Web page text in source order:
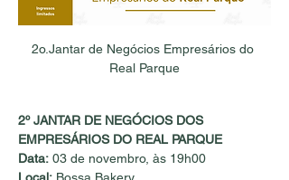
2o.Jantar de Negócios Empresários do
Real Parque
2º JANTAR DE NEGÓCIOS DOS
EMPRESÁRIOS DO REAL PARQUE
Data: 03 de novembro, às 19h00
Local: Bossa Bakery